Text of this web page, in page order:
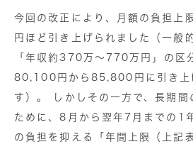
今回の改正により、月額の負担上
円ほど引き上げられました（一般
「年収約370万〜770万円」の区
80,100円から85,800円に引き上
す）。 しかしその一方で、長期間
ために、8月から翌年7月までの1
の負担を抑える「年間上限（上記